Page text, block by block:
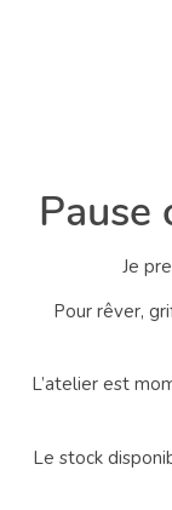
Pause
Je
Pour rêver,
L’atelier est
Le stock